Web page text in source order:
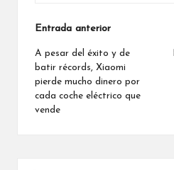
Navegación
de
entradas
Entrada anterior
A pesar del éxito y de
batir récords, Xiaomi
pierde mucho dinero por
cada coche eléctrico que
vende